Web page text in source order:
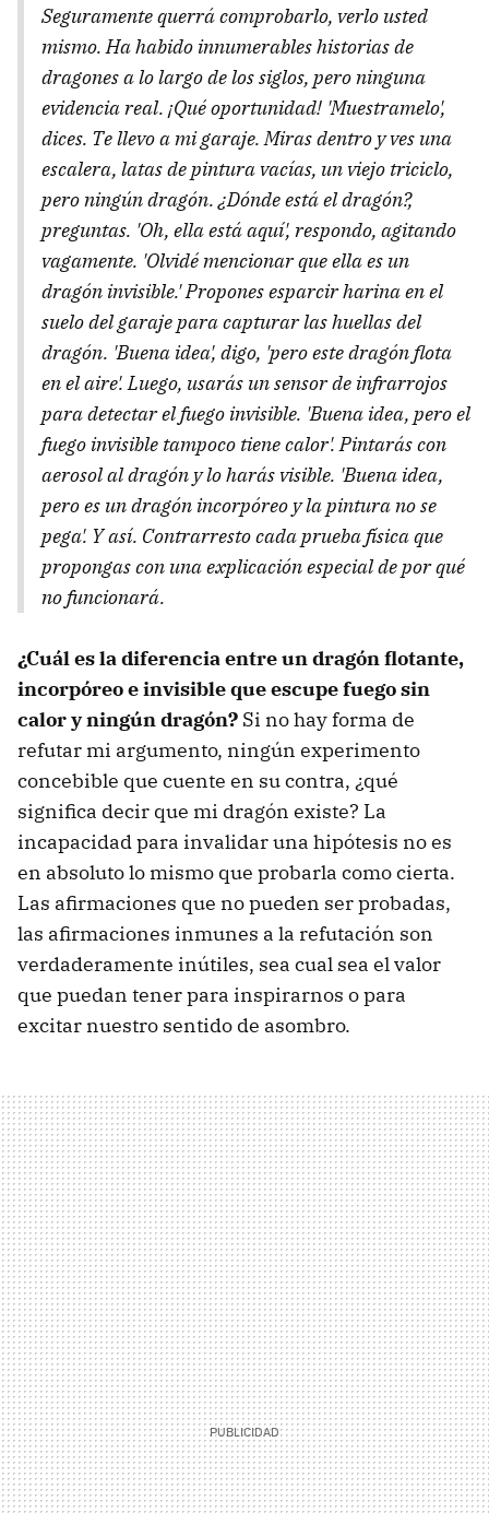
Seguramente querrá comprobarlo, verlo usted
mismo. Ha habido innumerables historias de
dragones a lo largo de los siglos, pero ninguna
evidencia real. ¡Qué oportunidad! 'Muestramelo',
dices. Te llevo a mi garaje. Miras dentro y ves una
escalera, latas de pintura vacías, un viejo triciclo,
pero ningún dragón. ¿Dónde está el dragón?,
preguntas. 'Oh, ella está aquí', respondo, agitando
vagamente. 'Olvidé mencionar que ella es un
dragón invisible.' Propones esparcir harina en el
suelo del garaje para capturar las huellas del
dragón. 'Buena idea', digo, 'pero este dragón flota
en el aire'. Luego, usarás un sensor de infrarrojos
para detectar el fuego invisible. 'Buena idea, pero el
fuego invisible tampoco tiene calor'. Pintarás con
aerosol al dragón y lo harás visible. 'Buena idea,
pero es un dragón incorpóreo y la pintura no se
pega'. Y así. Contrarresto cada prueba física que
propongas con una explicación especial de por qué
no funcionará.
¿Cuál es la diferencia entre un dragón flotante,
incorpóreo e invisible que escupe fuego sin
calor y ningún dragón? Si no hay forma de
refutar mi argumento, ningún experimento
concebible que cuente en su contra, ¿qué
significa decir que mi dragón existe? La
incapacidad para invalidar una hipótesis no es
en absoluto lo mismo que probarla como cierta.
Las afirmaciones que no pueden ser probadas,
las afirmaciones inmunes a la refutación son
verdaderamente inútiles, sea cual sea el valor
que puedan tener para inspirarnos o para
excitar nuestro sentido de asombro.